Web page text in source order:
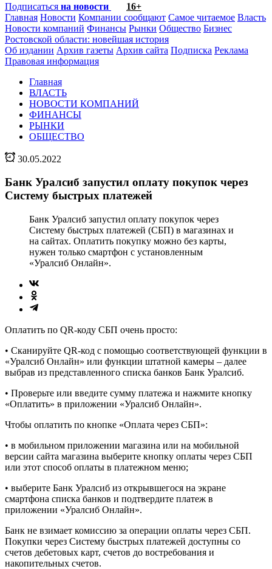
Подписаться на новости
16+
Главная Новости Компании сообщают Самое читаемое Власть
Новости компаний Финансы Рынки Общество Бизнес
Ростовской области: новейшая история
Об издании Архив газеты Архив сайта Подписка Реклама
Правовая информация
Главная
ВЛАСТЬ
НОВОСТИ КОМПАНИЙ
ФИНАНСЫ
РЫНКИ
ОБЩЕСТВО
30.05.2022
Банк Уралсиб запустил оплату покупок через
Систему быстрых платежей
Банк Уралсиб запустил оплату покупок через
Систему быстрых платежей (СБП) в магазинах и
на сайтах. Оплатить покупку можно без карты,
нужен только смартфон с установленным
«Уралсиб Онлайн».
Оплатить по QR-коду СБП очень просто:
• Сканируйте QR-код с помощью соответствующей функции в
«Уралсиб Онлайн» или функции штатной камеры – далее
выбрав из представленного списка банков Банк Уралсиб.
• Проверьте или введите сумму платежа и нажмите кнопку
«Оплатить» в приложении «Уралсиб Онлайн».
Чтобы оплатить по кнопке «Оплата через СБП»:
• в мобильном приложении магазина или на мобильной
версии сайта магазина выберите кнопку оплаты через СБП
или этот способ оплаты в платежном меню;
• выберите Банк Уралсиб из открывшегося на экране
смартфона списка банков и подтвердите платеж в
приложении «Уралсиб Онлайн».
Банк не взимает комиссию за операции оплаты через СБП.
Покупки через Систему быстрых платежей доступны со
счетов дебетовых карт, счетов до востребования и
накопительных счетов.